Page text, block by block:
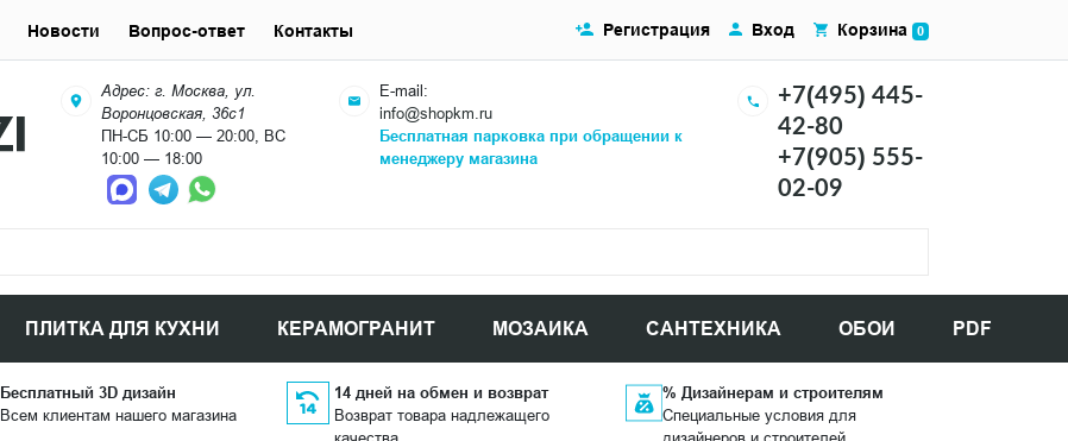
Адрес: г. Москва, ул.
Воронцовская, 36с1
ПН-СБ 10:00 — 20:00, ВС
10:00 — 18:00
E-mail:
info@shopkm.ru
Бесплатная парковка при обращении к
менеджеру магазина
+7(495) 445-
42-80
+7(905) 555-
02-09
ПЛИТКА ДЛЯ КУХНИ КЕРАМОГРАНИТ МОЗАИКА САНТЕХНИКА ОБОИ PDF
Регистрация Вход Корзина 0
Новости Вопрос-ответ Контакты
Бесплатный 3D дизайн
Всем клиентам нашего магазина
14 дней на обмен и возврат
Возврат товара надлежащего
% Дизайнерам и строителям
Специальные условия для